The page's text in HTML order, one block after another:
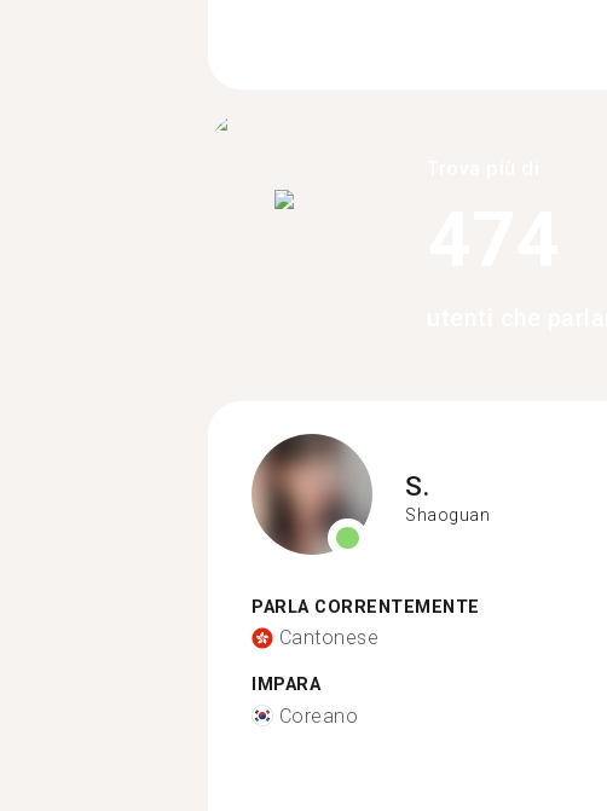
S.
Shaoguan
PARLA CORRENTEMENTE
Cantonese
IMPARA
Coreano